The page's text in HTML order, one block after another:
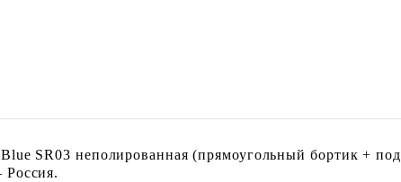
SR03 неполированная (прямоугольный бортик +
Россия.